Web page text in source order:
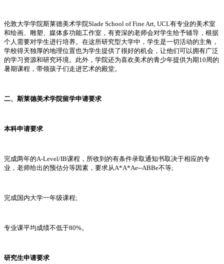
伦敦大学学院斯莱德美术学院Slade School of Fine Art, UCL有专业的美术室
和绘画、雕塑、媒体多功能工作室，有资深的老师会对学生给予辅导，根据
个人需要对学生进行培养。在这所研究型大学中，学生是一切活动的主角，
学校得天独厚的地理位置也为学生提供了很好的机会，让他们可以拥有广泛
的学习资源和研究环境。此外，学院还为喜欢美术的青少年提供为期10周的
暑期课程，带领孩子们走进艺术的殿堂。
二、斯莱德美术学院留学申请要求
本科申请要求
完成两年的A-Level/IB课程，所收到的有条件录取通知书取决于相应的专
业，老师给出的预估分等因素，要求从A*A*Ae--ABBe不等;
完成国内大学一年级课程;
专业课平均成绩不低于80%。
研究生申请要求